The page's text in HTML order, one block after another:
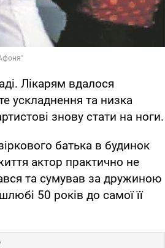
Лікарям вдалося
ускладнення та низка
знову стати на ноги.
батька в будинок
актор практично не
та сумував за дружиною
50 років до самої її